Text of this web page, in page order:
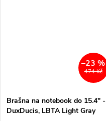
474 Kč
–23 %
Brašna na notebook do 15.4" -
DuxDucis, LBTA Light Gray